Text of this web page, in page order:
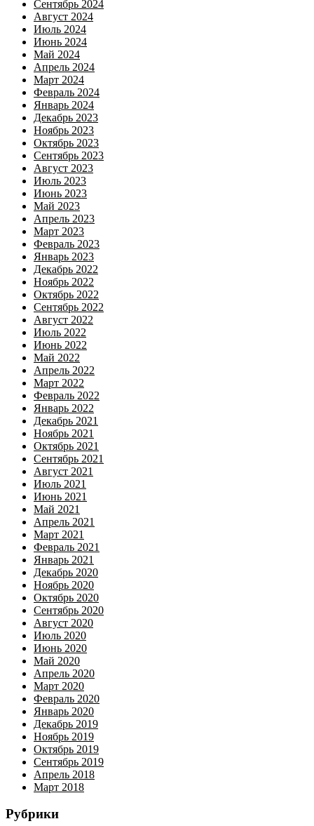
Сентябрь 2024
Август 2024
Июль 2024
Июнь 2024
Май 2024
Апрель 2024
Март 2024
Февраль 2024
Январь 2024
Декабрь 2023
Ноябрь 2023
Октябрь 2023
Сентябрь 2023
Август 2023
Июль 2023
Июнь 2023
Май 2023
Апрель 2023
Март 2023
Февраль 2023
Январь 2023
Декабрь 2022
Ноябрь 2022
Октябрь 2022
Сентябрь 2022
Август 2022
Июль 2022
Июнь 2022
Май 2022
Апрель 2022
Март 2022
Февраль 2022
Январь 2022
Декабрь 2021
Ноябрь 2021
Октябрь 2021
Сентябрь 2021
Август 2021
Июль 2021
Июнь 2021
Май 2021
Апрель 2021
Март 2021
Февраль 2021
Январь 2021
Декабрь 2020
Ноябрь 2020
Октябрь 2020
Сентябрь 2020
Август 2020
Июль 2020
Июнь 2020
Май 2020
Апрель 2020
Март 2020
Февраль 2020
Январь 2020
Декабрь 2019
Ноябрь 2019
Октябрь 2019
Сентябрь 2019
Апрель 2018
Март 2018
Рубрики